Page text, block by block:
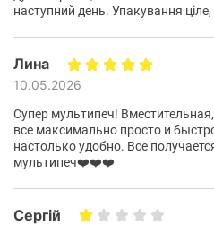
наступний день. Упакування
Лина
10.05.2026
Супер мультипеч!
все максимально просто и
настолько удобно. Все
мультипеч❤️❤️❤️
Сергій